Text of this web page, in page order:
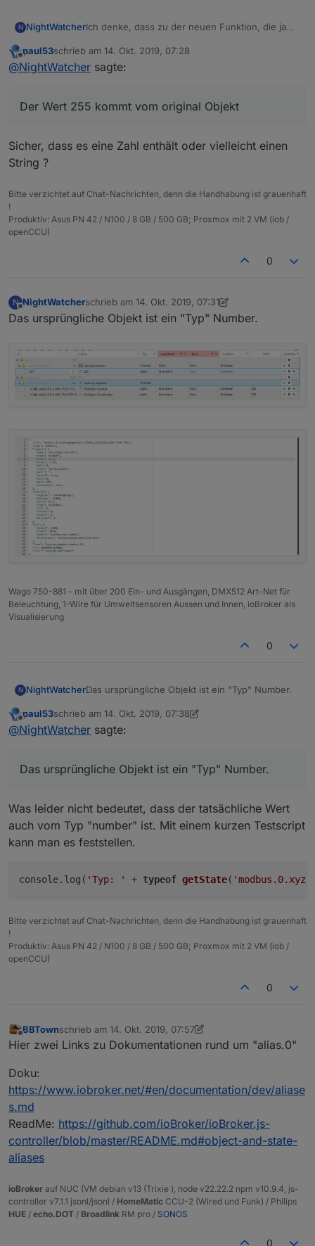
N NightWatcherIch denke, dass zu der neuen Funktion, die ja
wichtig sein wird, doch einige Fragen im Laufe
der Nutzung entstehen könnten.
Ich habe versucht, Anhand der
Github Readme
Sollte der sich nicht eigentlich auch
Wenn ich aber einen Set Befehl über den Alias
NaN vom Alias.
Offline
paul53schrieb am 14. Okt. 2019, 07:28
zuletzt editiert von
@NightWatcher sagte:
Der Wert 255 kommt vom original Objekt
Sicher, dass es eine Zahl enthält oder vielleicht einen
String ?
Bitte verzichtet auf Chat-Nachrichten, denn die Handhabung ist grauenhaft
!
Produktiv: Asus PN 42 / N100 / 8 GB / 500 GB; Proxmox mit 2 VM (iob /
openCCU)
0
N NightWatcherschrieb am 14. Okt. 2019, 07:31
zuletzt editiert von NightWatcher
Das ursprüngliche Objekt ist ein "Typ" Number.
Wago 750-881 - mit über 200 Ein- und Ausgängen, DMX512 Art-Net für
Beleuchtung, 1-Wire für Umweltsensoren Aussen und Innen, ioBroker als
Visualisierung
0
N NightWatcherDas ursprüngliche Objekt ist ein "Typ" Number.
Offline
paul53schrieb am 14. Okt. 2019, 07:38
zuletzt editiert von paul53
@NightWatcher sagte:
Das ursprüngliche Objekt ist ein "Typ" Number.
Was leider nicht bedeutet, dass der tatsächliche Wert
auch vom Typ "number" ist. Mit einem kurzen Testscript
kann man es feststellen.
console.log( 'Typ: ' + typeof getState( 'modbus.0.xyz'
Bitte verzichtet auf Chat-Nachrichten, denn die Handhabung ist grauenhaft
!
Produktiv: Asus PN 42 / N100 / 8 GB / 500 GB; Proxmox mit 2 VM (iob /
openCCU)
0
BBTownschrieb am 14. Okt. 2019, 07:57
zuletzt editiert von BBTown
Hier zwei Links zu Dokumentationen rund um "alias.0"
Doku:
https://www.iobroker.net/#en/documentation/dev/aliase
s.md
ReadMe: https://github.com/ioBroker/ioBroker.js-
controller/blob/master/README.md#object-and-state-
aliases
ioBroker auf NUC (VM debian v13 (Trixie ), node v22.22.2 npm v10.9.4, js-
controller v7.1.1 jsonl/jsonl / HomeMatic CCU-2 (Wired und Funk) / Philips
HUE / echo.DOT / Broadlink RM pro / SONOS
0